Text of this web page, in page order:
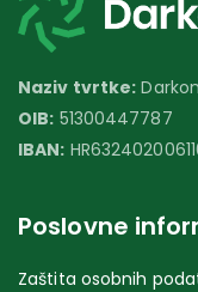
Naziv tvrtke:
OIB: 51300447787
IBAN:
Poslovne
Zaštita osobnih